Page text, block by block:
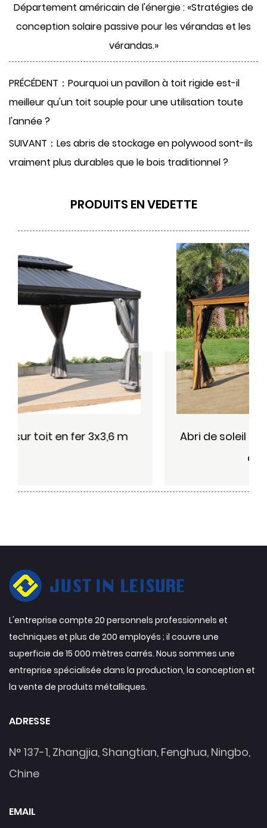
Département américain de l'énergie: «Stratégies de
conception solaire passive pour les vérandas et les
vérandas.»
PRÉCÉDENT：Pourquoi un pavillon à toit rigide est-il
meilleur qu'un toit souple pour une utilisation toute
l'année ?
SUIVANT：Les abris de stockage en polywood sont-ils
vraiment plus durables que le bois traditionnel ?
PRODUITS EN VEDETTE
Abri de soleil respirant avec toit en fer
L'entreprise compte 20 personnels professionnels et
techniques et plus de 200 employés ; il couvre une
superficie de 15 000 mètres carrés. Nous sommes une
entreprise spécialisée dans la production, la conception et
la vente de produits métalliques.
ADRESSE
N° 137-1, Zhangjia, Shangtian, Fenghua, Ningbo,
Chine
EMAIL